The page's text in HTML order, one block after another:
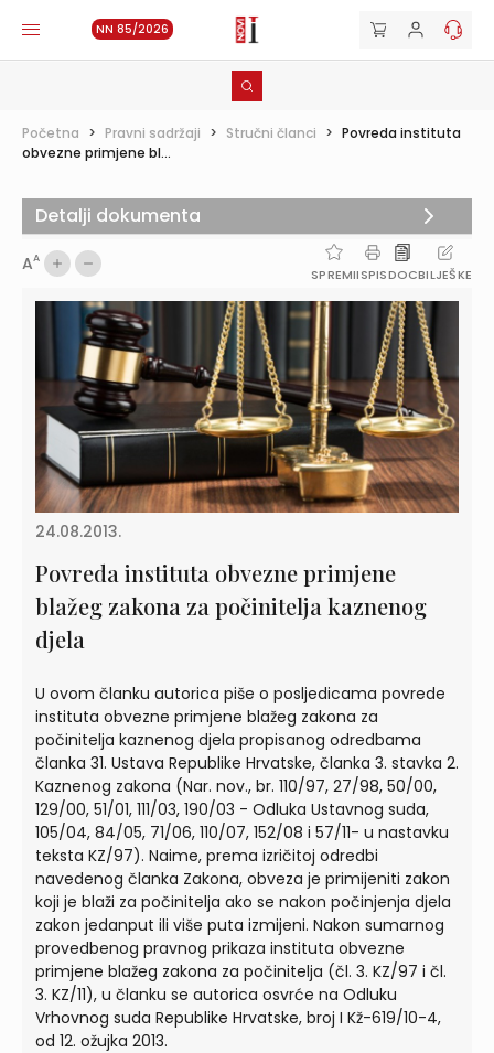
NN 85/2026
Početna > Pravni sadržaji > Stručni članci > Povreda instituta
obvezne primjene bl...
AA
SPREMIISPISDOCBILJEŠKE
24.08.2013.
Povreda instituta obvezne primjene
blažeg zakona za počinitelja kaznenog
djela
U ovom članku autorica piše o posljedicama povrede
instituta obvezne primjene blažeg zakona za
počinitelja kaznenog djela propisanog odredbama
članka 31. Ustava Republike Hrvatske, članka 3. stavka 2.
Kaznenog zakona (Nar. nov., br. 110/97, 27/98, 50/00,
129/00, 51/01, 111/03, 190/03 - Odluka Ustavnog suda,
105/04, 84/05, 71/06, 110/07, 152/08 i 57/11- u nastavku
teksta KZ/97). Naime, prema izričitoj odredbi
navedenog članka Zakona, obveza je primijeniti zakon
koji je blaži za počinitelja ako se nakon počinjenja djela
zakon jedanput ili više puta izmijeni. Nakon sumarnog
provedbenog pravnog prikaza instituta obvezne
primjene blažeg zakona za počinitelja (čl. 3. KZ/97 i čl.
3. KZ/11), u članku se autorica osvrće na Odluku
Vrhovnog suda Republike Hrvatske, broj I Kž-619/10-4,
od 12. ožujka 2013.
Detalji dokumenta